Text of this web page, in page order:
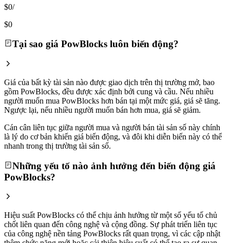
$0/
$0
Tại sao giá PowBlocks luôn biến động?
Giá của bất kỳ tài sản nào được giao dịch trên thị trường mở, bao
gồm PowBlocks, đều được xác định bởi cung và cầu. Nếu nhiều
người muốn mua PowBlocks hơn bán tại một mức giá, giá sẽ tăng.
Ngược lại, nếu nhiều người muốn bán hơn mua, giá sẽ giảm.
Cán cân liên tục giữa người mua và người bán tài sản số này chính
là lý do cơ bản khiến giá biến động, và đôi khi diễn biến này có thể
nhanh trong thị trường tài sản số.
Những yếu tố nào ảnh hưởng đến biến động giá
PowBlocks?
Hiệu suất PowBlocks có thể chịu ảnh hưởng từ một số yếu tố chủ
chốt liên quan đến công nghệ và cộng đồng. Sự phát triển liên tục
của công nghệ nền tảng PowBlocks rất quan trọng, vì các cập nhật